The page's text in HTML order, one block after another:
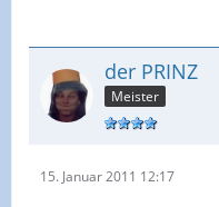
der PRINZ
Meister
15. Januar 2011 12:17